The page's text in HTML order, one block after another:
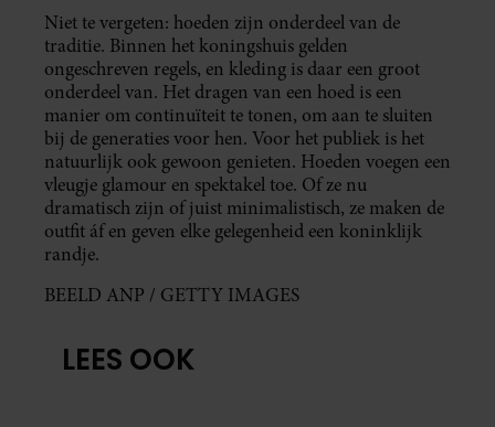
Niet te vergeten: hoeden zijn onderdeel van de
traditie. Binnen het koningshuis gelden
ongeschreven regels, en kleding is daar een groot
onderdeel van. Het dragen van een hoed is een
manier om continuïteit te tonen, om aan te sluiten
bij de generaties voor hen. Voor het publiek is het
natuurlijk ook gewoon genieten. Hoeden voegen een
vleugje glamour en spektakel toe. Of ze nu
dramatisch zijn of juist minimalistisch, ze maken de
outfit áf en geven elke gelegenheid een koninklijk
randje.
BEELD ANP / GETTY IMAGES
LEES OOK